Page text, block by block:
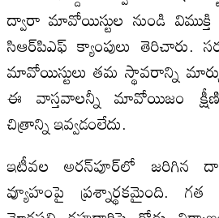
ద్వారా మావోయిస్టుల నుండి విముక్తి
సిఆర్‌పిఎఫ్ క్యాంపులు తెరిచారు.
మావోయిస్టులు తమ స్థావరాన్ని
ఈ వాస్తవాలన్నీ మావోయిజం
చిత్రాన్ని ఇవ్వడంలేదు.
ఇటీవల అరన్‌పూర్‌లో జరిగిన దాడి
వ్యూహంపై ప్రశ్నార్థకమైంది.